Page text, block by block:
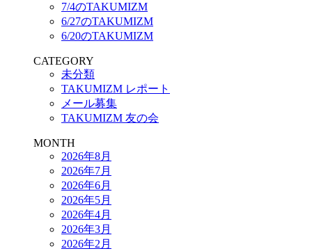
7/4のTAKUMIZM
6/27のTAKUMIZM
6/20のTAKUMIZM
CATEGORY
未分類
TAKUMIZM レポート
メール募集
TAKUMIZM 友の会
MONTH
2026年8月
2026年7月
2026年6月
2026年5月
2026年4月
2026年3月
2026年2月